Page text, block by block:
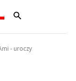
- uroczy